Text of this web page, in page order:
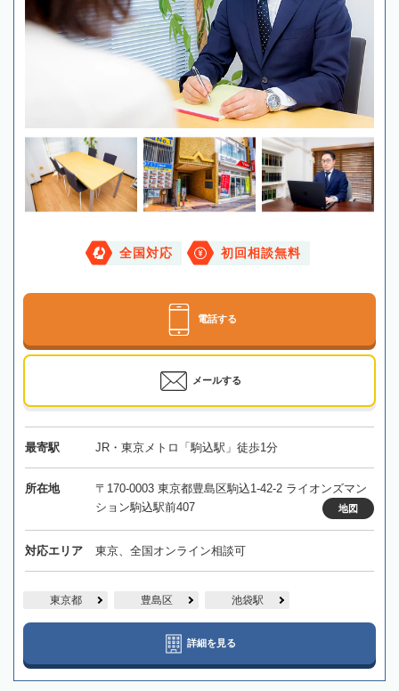
全国対応 初回相談無料
電話する
メールする
最寄駅 JR・東京メトロ「駒込駅」徒歩1分
所在地
〒170-0003 東京都豊島区駒込1-42-2 ライオンズマン
ション駒込駅前407
地図
対応エリア 東京、全国オンライン相談可
東京都 豊島区 池袋駅
詳細を見る